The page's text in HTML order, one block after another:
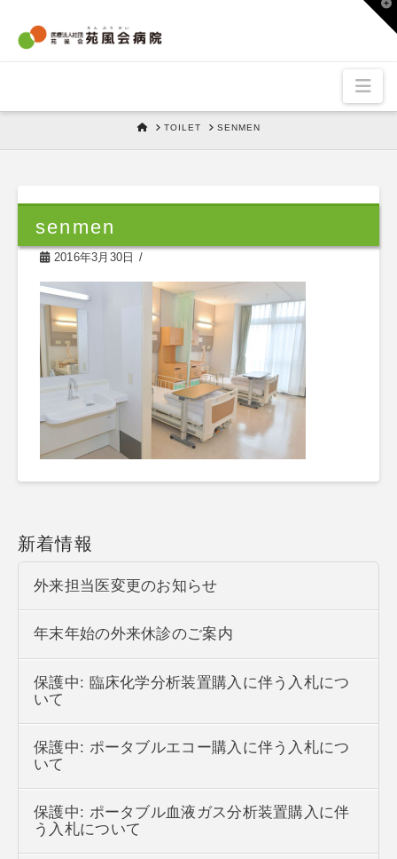
HOMETOILET SENMEN
senmen
2016年3月30日
新着情報
外来担当医変更のお知らせ
年末年始の外来休診のご案内
保護中: 臨床化学分析装置購入に伴う入札につ
いて
保護中: ポータブルエコー購入に伴う入札につ
いて
保護中: ポータブル血液ガス分析装置購入に伴
う入札について